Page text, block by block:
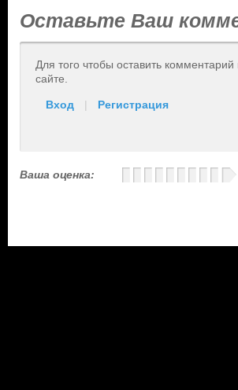
Оставьте Ваш
Для того чтобы оставить
сайте.
Вход | Регистрация
Ваша оценка: